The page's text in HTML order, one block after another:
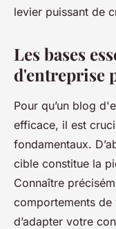
levier puissant de
Les bases
d'entreprise
Pour qu’un blog
efficace, il est
fondamentaux.
cible constitue la
Connaître
comportements
d’adapter votre